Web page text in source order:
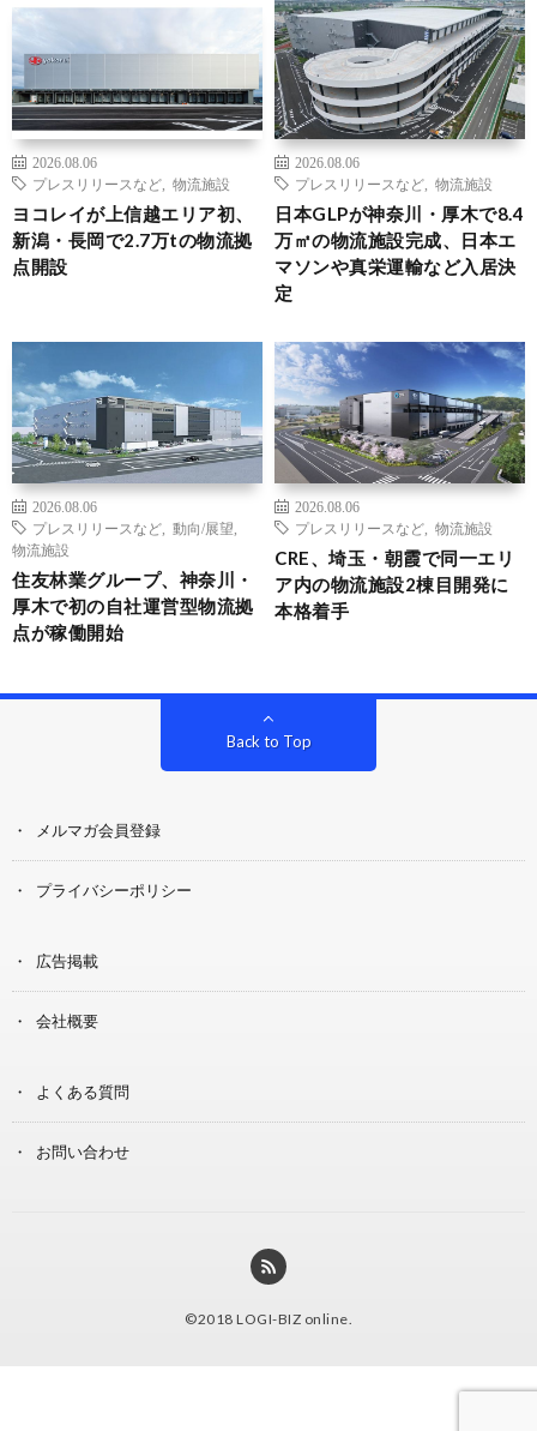
2026.08.06
プレスリリースなど
物流施設
ヨコレイが上信越エリア初、
新潟・長岡で2.7万tの物流拠
点開設
2026.08.06
プレスリリースなど
物流施設
日本GLPが神奈川・厚木で8.4
万㎡の物流施設完成、日本エ
マソンや真栄運輸など入居決
定
2026.08.06
プレスリリースなど
動向/展望
物流施設
住友林業グループ、神奈川・
厚木で初の自社運営型物流拠
点が稼働開始
2026.08.06
プレスリリースなど
物流施設
CRE、埼玉・朝霞で同一エリ
ア内の物流施設2棟目開発に
本格着手
Back to Top
メルマガ会員登録
プライバシーポリシー
広告掲載
会社概要
よくある質問
お問い合わせ
©2018 LOGI-BIZ online